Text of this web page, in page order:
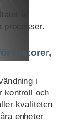
är
processer.
motorer,
i
kontroll och
kvaliteten
enheter